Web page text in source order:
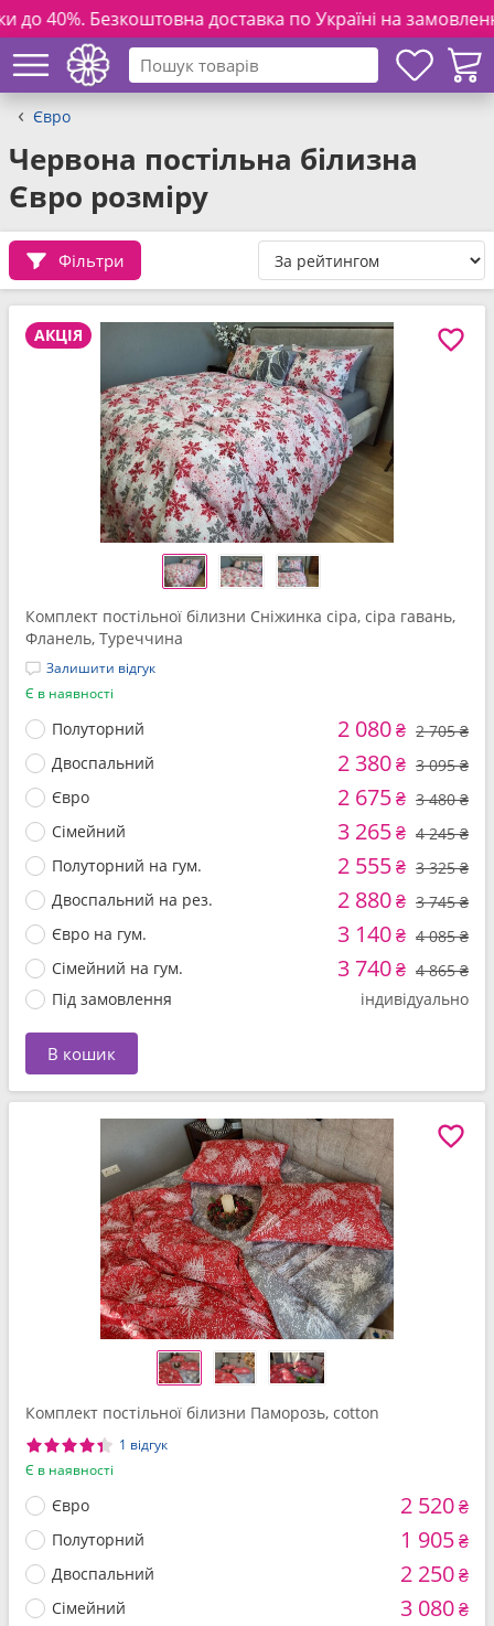
доставка по Україні на замовлення від 3000 грн.
Євро
Червона постільна білизна
Євро розміру
Фільтри
АКЦІЯ
Комплект постільної білизни Сніжинка сіра, сіра гавань,
Фланель, Туреччина
Залишити відгук
Є в наявності
Полуторний 2 080₴ 2 705 ₴
Двоспальний
2 380₴ 3 095 ₴
Євро
2 675₴ 3 480 ₴
Сімейний
3 265₴ 4 245 ₴
Полуторний на гум.
2 555₴ 3 325 ₴
Двоспальний на рез.
2 880₴ 3 745 ₴
Євро на гум.
3 140₴ 4 085 ₴
Сімейний на гум.
3 740₴ 4 865 ₴
Під замовлення
індивідуально
В кошик
Комплект постільної білизни Паморозь, cotton
1 відгук
Є в наявності
Євро 2 520₴
Полуторний 1 905₴
Двоспальний 2 250₴
Сімейний 3 080₴